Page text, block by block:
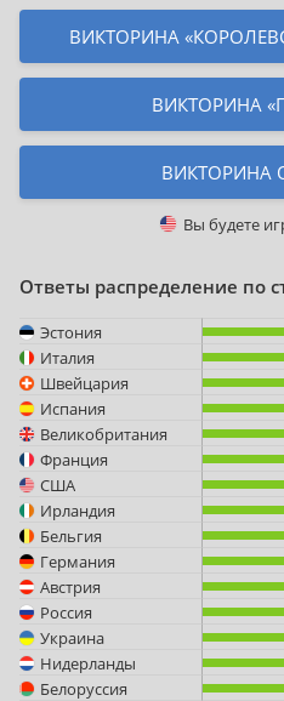
ВИКТОРИНА
ВИКТОРИНА
ВИКТОРИНА
Вы будете
Ответы распределение по
Эстония
Италия
Швейцария
Испания
Великобритания
Франция
США
Ирландия
Бельгия
Германия
Австрия
Россия
Украина
Нидерланды
Белоруссия